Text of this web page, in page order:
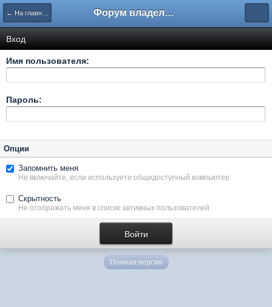
← На главную Форум владельцев интернет-магазинов
Вход
Имя пользователя:
Пароль:
Опции
Запомнить меня
Не включайте, если используете общедоступный компьютер
Скрытность
Не отображать меня в списке активных пользователей
Полная версия